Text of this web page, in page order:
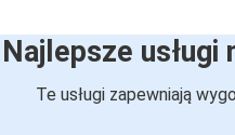
Najlepsze usługi
Te usługi zapewniają